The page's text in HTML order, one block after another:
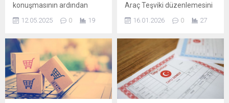
konuşmasının ardından
başlayan süreçte terörist
başı Abdullah Öcalan’ın silah
terör örgütü PKK
kongresinin ardından
kendini feshettiğini duyurdu.
Kongrenin 5-7 Mayıs
arasında toplandığı
açıklanmıştı. Örgüt PKK
12.05.2025 0 19
Araç Teşviki düzenlemesini
Meclis'e sunan MHP Genel
Başkan Yardımcısı ve
Özdemir, ÖTV indiriminde
gelinen son noktayı paylaştı.
Milyonlarca vatandaşın
merakla ...
16.01.2026 0 27